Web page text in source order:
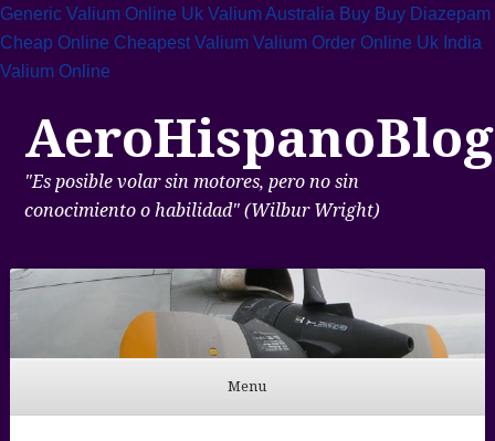
Generic Valium Online Uk Valium Australia Buy Buy Diazepam
Cheap Online Cheapest Valium Valium Order Online Uk India
Valium Online
AeroHispanoBlog
"Es posible volar sin motores, pero no sin
conocimiento o habilidad" (Wilbur Wright)
Menu